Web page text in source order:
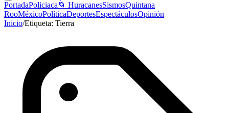
PortadaPoliciaca 🌀 HuracanesSismosQuintana
RooMéxicoPolíticaDeportesEspectáculosOpinión
Inicio/Etiqueta: Tierra